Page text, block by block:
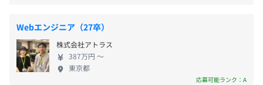
自立、挑戦、創造を真剣に応援。透明で公平な評価文化、
挑戦、貢献、尽力が、そのまま素直に応報する評価制度で
賞与：業績・評価に応じて支給
昇給：年1回（5月）
前年度の月平均所定外労働時間の実績
18.0時間
前年度の有給休暇の平均取得日数
13.5日
はない自社サービスシステムが魅力との理由で選ば
れています。提供はSaaS型のECシステム。EC受注、
顧客管理、商品在庫管理、受注管理、CRM、WMSの
企画・設計・開発をおこなっています。流通額年間
1000億円を超える社会インフラとして、24時間365
Webエンジニア（27卒）
株式会社アトラス
387万円 〜
東京都
応募可能ランク：A